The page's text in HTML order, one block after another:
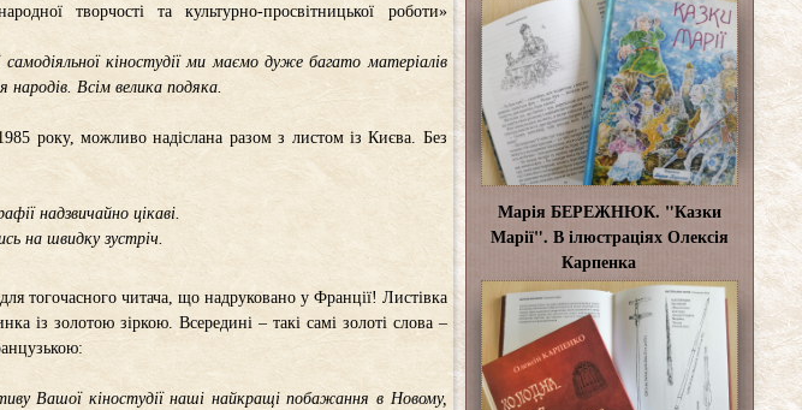
творчості та культурно-просвітницької роботи»
кіностудії ми маємо дуже багато матеріалів
Всім велика подяка.
року, можливо надіслана разом з листом із Києва. Без
надзвичайно цікаві.
на швидку зустріч.
тогочасного читача, що надруковано у Франції! Листівка
із золотою зіркою. Всередині – такі самі золоті слова –
Вашої кіностудії наші найкращі побажання в Новому,
Марія БЕРЕЖНЮК. "Казки
Марії". В ілюстраціях Олексія
Карпенка